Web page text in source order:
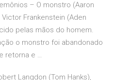
– O monstro (Aaron
Frankenstein (Aden
pelas mãos do homem.
o monstro foi abandonado
retorna e …
Langdon (Tom Hanks),